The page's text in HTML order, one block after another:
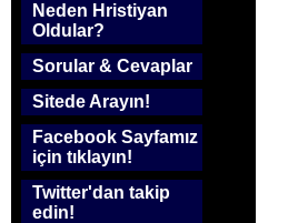
Neden Hristiyan
Oldular?
Sorular & Cevaplar
Sitede Arayın!
Facebook Sayfamız
için tıklayın!
Twitter'dan takip
edin!